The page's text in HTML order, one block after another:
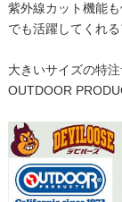
紫外線カット機能
でも活躍してくれる
大きいサイズの特
OUTDOOR